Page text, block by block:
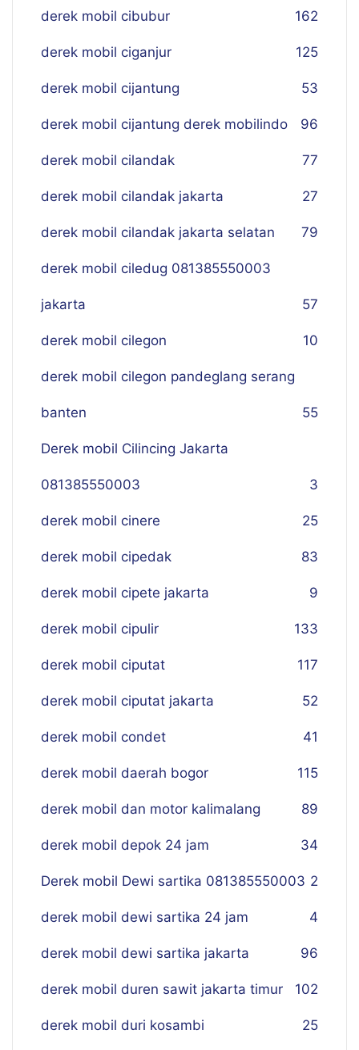
derek mobil cibubur 162
derek mobil ciganjur 125
derek mobil cijantung 53
derek mobil cijantung derek mobilindo 96
derek mobil cilandak 77
derek mobil cilandak jakarta 27
derek mobil cilandak jakarta selatan 79
derek mobil ciledug 081385550003
jakarta 57
derek mobil cilegon 10
derek mobil cilegon pandeglang serang
banten 55
Derek mobil Cilincing Jakarta
081385550003 3
derek mobil cinere 25
derek mobil cipedak 83
derek mobil cipete jakarta 9
derek mobil cipulir 133
derek mobil ciputat 117
derek mobil ciputat jakarta 52
derek mobil condet 41
derek mobil daerah bogor 115
derek mobil dan motor kalimalang 89
derek mobil depok 24 jam 34
Derek mobil Dewi sartika 081385550003 2
derek mobil dewi sartika 24 jam 4
derek mobil dewi sartika jakarta 96
derek mobil duren sawit jakarta timur 102
derek mobil duri kosambi 25